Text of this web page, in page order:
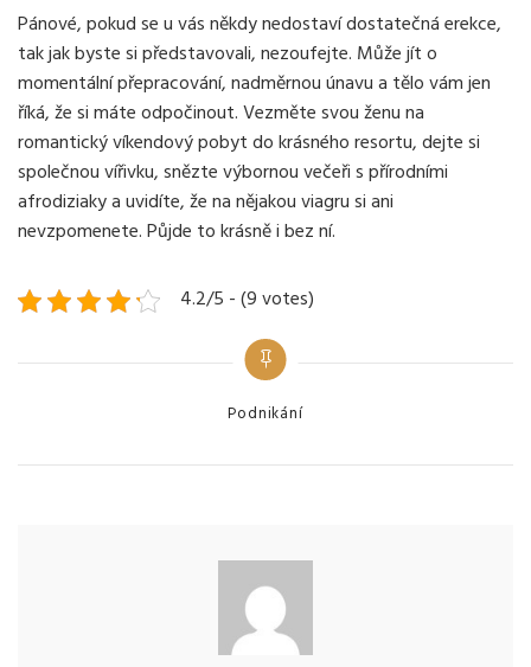
Pánové, pokud se u vás někdy nedostaví dostatečná erekce,
tak jak byste si představovali, nezoufejte. Může jít o
momentální přepracování, nadměrnou únavu a tělo vám jen
říká, že si máte odpočinout. Vezměte svou ženu na
romantický víkendový pobyt do krásného resortu, dejte si
společnou vířivku, snězte výbornou večeři s přírodními
afrodiziaky a uvidíte, že na nějakou viagru si ani
nevzpomenete. Půjde to krásně i bez ní.
4.2/5 - (9 votes)
Categories
Podnikání